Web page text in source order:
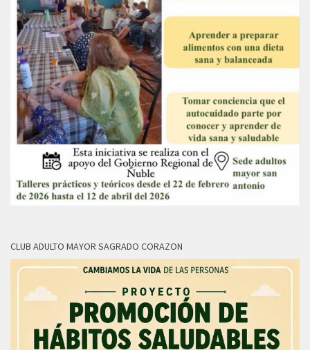
CLUB ADULTO MAYOR SAGRADO CORAZON